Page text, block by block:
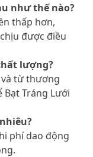
như thế nào?
thấp hơn,
được điều
lượng?
và từ thương
Bạt Tráng Lưới
phí dao động